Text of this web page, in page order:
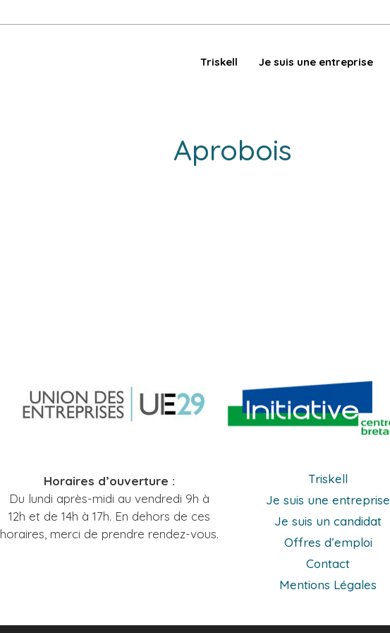
Triskell Je suis une entreprise
Aprobois
Horaires d’ouverture :
Du lundi après-midi au vendredi 9h à
12h et de 14h à 17h. En dehors de ces
horaires, merci de prendre rendez-vous.
Triskell
Je suis une entreprise
Je suis un candidat
Offres d’emploi
Contact
Mentions Légales